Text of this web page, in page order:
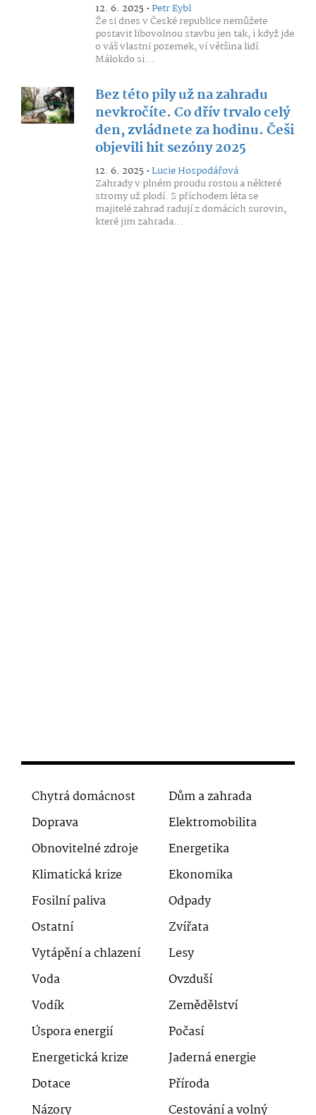
12. 6. 2025 •Petr Eybl
Že si dnes v České republice nemůžete
postavit libovolnou stavbu jen tak, i když jde
o váš vlastní pozemek, ví většina lidí.
Málokdo si...
Bez této pily už na zahradu
nevkročíte. Co dřív trvalo celý
den, zvládnete za hodinu. Češi
objevili hit sezóny 2025
12. 6. 2025 •Lucie Hospodářová
Zahrady v plném proudu rostou a některé
stromy už plodí. S příchodem léta se
majitelé zahrad radují z domácích surovin,
které jim zahrada...
Chytrá domácnost
Dům a zahrada
Doprava
Elektromobilita
Obnovitelné zdroje
Energetika
Klimatická krize
Ekonomika
Fosilní paliva
Odpady
Ostatní
Zvířata
Vytápění a chlazení
Lesy
Voda
Ovzduší
Vodík
Zemědělství
Úspora energií
Počasí
Energetická krize
Jaderná energie
Dotace
Příroda
Názory
Cestování a volný